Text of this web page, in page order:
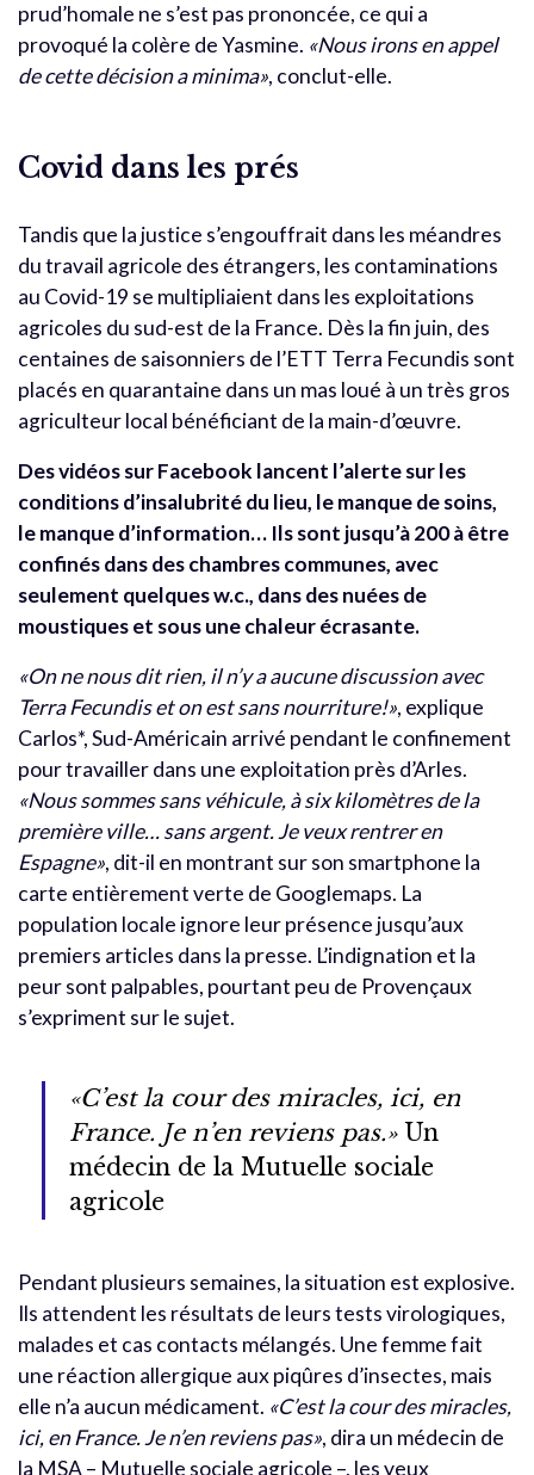
prud’homale ne s’est pas prononcée, ce qui a
provoqué la colère de Yasmine. «Nous irons en appel
de cette décision a minima», conclut-elle.
Covid dans les prés
Tandis que la justice s’engouffrait dans les méandres
du travail agricole des étrangers, les contaminations
au Covid-19 se multipliaient dans les exploitations
agricoles du sud-est de la France. Dès la fin juin, des
centaines de saisonniers de l’ETT Terra Fecundis sont
placés en quarantaine dans un mas loué à un très gros
agriculteur local bénéficiant de la main-d’œuvre.
Des vidéos sur Facebook lancent l’alerte sur les
conditions d’insalubrité du lieu, le manque de soins,
le manque d’information… Ils sont jusqu’à 200 à être
confinés dans des chambres communes, avec
seulement quelques w.c., dans des nuées de
moustiques et sous une chaleur écrasante.
«On ne nous dit rien, il n’y a aucune discussion avec
Terra Fecundis et on est sans nourriture!», explique
Carlos*, Sud-Américain arrivé pendant le confinement
pour travailler dans une exploitation près d’Arles.
«Nous sommes sans véhicule, à six kilomètres de la
première ville… sans argent. Je veux rentrer en
Espagne», dit-il en montrant sur son smartphone la
carte entièrement verte de Googlemaps. La
population locale ignore leur présence jusqu’aux
premiers articles dans la presse. L’indignation et la
peur sont palpables, pourtant peu de Provençaux
s’expriment sur le sujet.
«C’est la cour des miracles, ici, en
France. Je n’en reviens pas.»Un
médecin de la Mutuelle sociale
agricole
Pendant plusieurs semaines, la situation est explosive.
Ils attendent les résultats de leurs tests virologiques,
malades et cas contacts mélangés. Une femme fait
une réaction allergique aux piqûres d’insectes, mais
elle n’a aucun médicament. «C’est la cour des miracles,
ici, en France. Je n’en reviens pas», dira un médecin de
la MSA – Mutuelle sociale agricole –, les yeux